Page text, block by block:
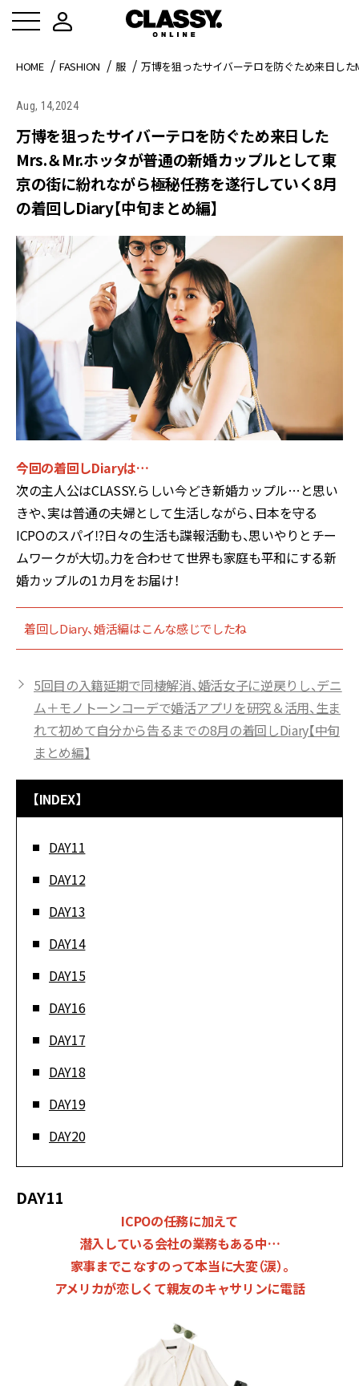
HOME FASHION 服 万博を狙ったサイバーテロを防ぐため来日し
Aug, 14,2024
万博を狙ったサイバーテロを防ぐため来日した
Mrs.＆Mr.ホッタが普通の新婚カップルとして東
京の街に紛れながら極秘任務を遂行していく8月
の着回しDiary【中旬まとめ編】
今回の着回しDiaryは…
次の主人公はCLASSY.らしい今どき新婚カップル…と思い
きや、実は普通の夫婦として生活しながら、日本を守る
ICPOのスパイ⁉日々の生活も諜報活動も、思いやりとチー
ムワークが大切。力を合わせて世界も家庭も平和にする新
婚カップルの1カ月をお届け！
着回しDiary、婚活編はこんな感じでしたね
5回目の入籍延期で同棲解消、婚活女子に逆戻りし、デニ
ム＋モノトーンコーデで婚活アプリを研究＆活用、生ま
れて初めて自分から告るまでの8月の着回しDiary【中旬
まとめ編】
【INDEX】
DAY11
DAY12
DAY13
DAY14
DAY15
DAY16
DAY17
DAY18
DAY19
DAY20
DAY11
ICPOの任務に加えて
潜入している会社の業務もある中…
家事までこなすのって本当に大変（涙）。
アメリカが恋しくて親友のキャサリンに電話